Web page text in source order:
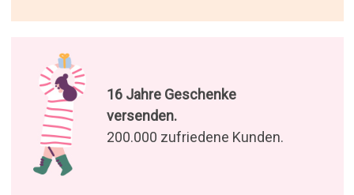
16 Jahre Geschenke
versenden.
200.000 zufriedene Kunden.